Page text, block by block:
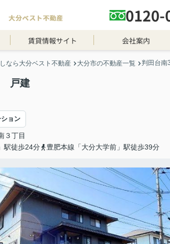
0120-
賃貸情報サイト 会社案内
なら大分ベスト不動産 大分市の不動産一覧 判田台
戸建
ョン
３丁目
駅徒歩24分
豊肥本線「大分大学前」駅徒歩39分